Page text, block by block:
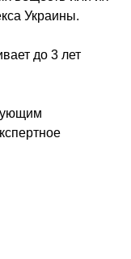
Украины.
до 3 лет